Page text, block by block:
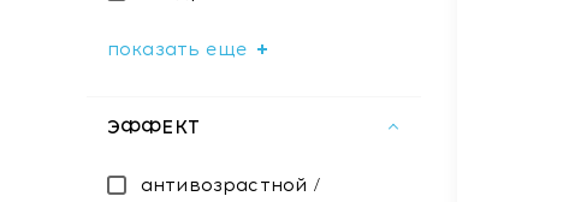
показать еще
ЭФФЕКТ
антивозрастной /